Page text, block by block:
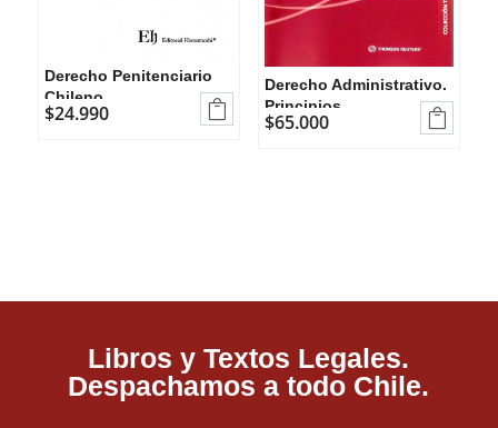
Derecho Penitenciario
Chileno
$24.990 
Derecho Administrativo.
Principios,
Fundamentos y
$65.000 
Libros y Textos Legales.
Despachamos a todo Chile.